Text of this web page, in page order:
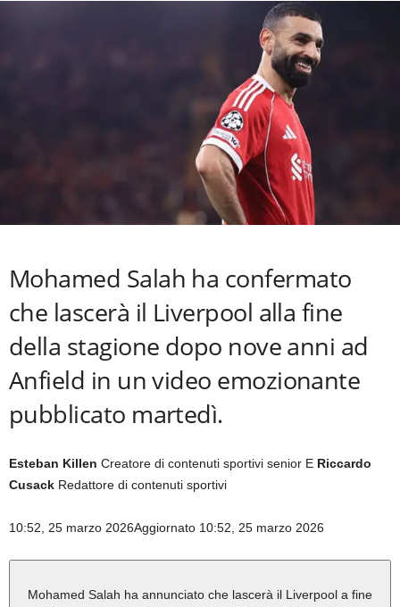
Mohamed Salah ha confermato
che lascerà il Liverpool alla fine
della stagione dopo nove anni ad
Anfield in un video emozionante
pubblicato martedì.
Esteban Killen Creatore di contenuti sportivi senior E Riccardo
Cusack Redattore di contenuti sportivi
10:52, 25 marzo 2026Aggiornato 10:52, 25 marzo 2026
Mohamed Salah ha annunciato che lascerà il Liverpool a fine